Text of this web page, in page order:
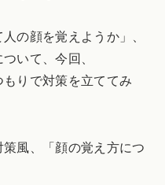
人の顔を覚えようか」、
いて、今回、
りで対策を立ててみ
策風、「顔の覚え方につ